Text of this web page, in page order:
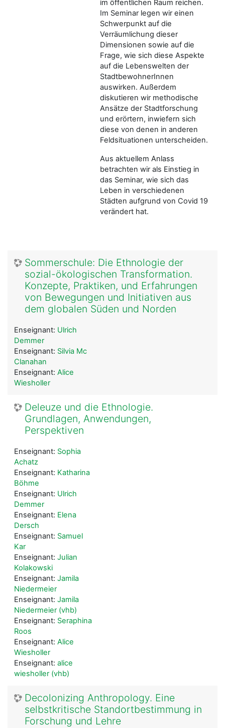
im öffentlichen Raum reichen.
Im Seminar legen wir einen
Schwerpunkt auf die
Verräumlichung dieser
Dimensionen sowie auf die
Frage, wie sich diese Aspekte
auf die Lebenswelten der
StadtbewohnerInnen
auswirken. Außerdem
diskutieren wir methodische
Ansätze der Stadtforschung
und erörtern, inwiefern sich
diese von denen in anderen
Feldsituationen unterscheiden.
Aus aktuellem Anlass
betrachten wir als Einstieg in
das Seminar, wie sich das
Leben in verschiedenen
Städten aufgrund von Covid 19
verändert hat.
Sommerschule: Die Ethnologie der
sozial-ökologischen Transformation.
Konzepte, Praktiken, und Erfahrungen
von Bewegungen und Initiativen aus
dem globalen Süden und Norden
Enseignant: Ulrich
Demmer
Enseignant: Silvia Mc
Clanahan
Enseignant: Alice
Wiesholler
Deleuze und die Ethnologie.
Grundlagen, Anwendungen,
Perspektiven
Enseignant: Sophia
Achatz
Enseignant: Katharina
Böhme
Enseignant: Ulrich
Demmer
Enseignant: Elena
Dersch
Enseignant: Samuel
Kar
Enseignant: Julian
Kolakowski
Enseignant: Jamila
Niedermeier
Enseignant: Jamila
Niedermeier (vhb)
Enseignant: Seraphina
Roos
Enseignant: Alice
Wiesholler
Enseignant: alice
wiesholler (vhb)
Decolonizing Anthropology. Eine
selbstkritische Standortbestimmung in
Forschung und Lehre